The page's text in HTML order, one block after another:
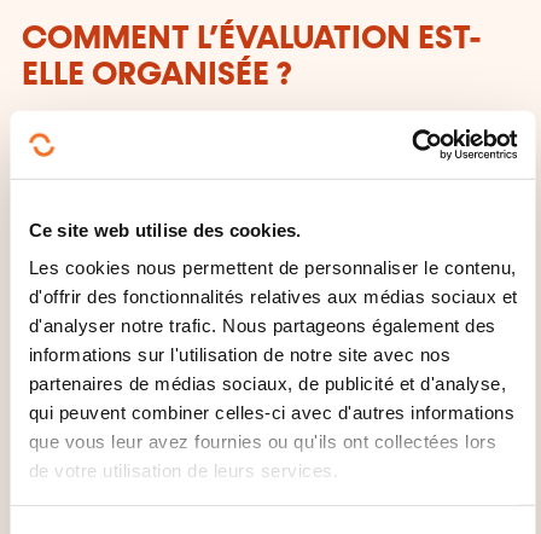
Ce site web utilise des cookies.
Les cookies nous permettent de personnaliser le contenu,
d'offrir des fonctionnalités relatives aux médias sociaux et
d'analyser notre trafic. Nous partageons également des
informations sur l'utilisation de notre site avec nos
partenaires de médias sociaux, de publicité et d'analyse,
qui peuvent combiner celles-ci avec d'autres informations
que vous leur avez fournies ou qu'ils ont collectées lors
de votre utilisation de leurs services.
COMMENT L’ÉVALUATION EST-
ELLE ORGANISÉE ?
Contrôle continu
LA FORMATION ?
Attestation de fin de stage mentionnant le résultat
des acquis